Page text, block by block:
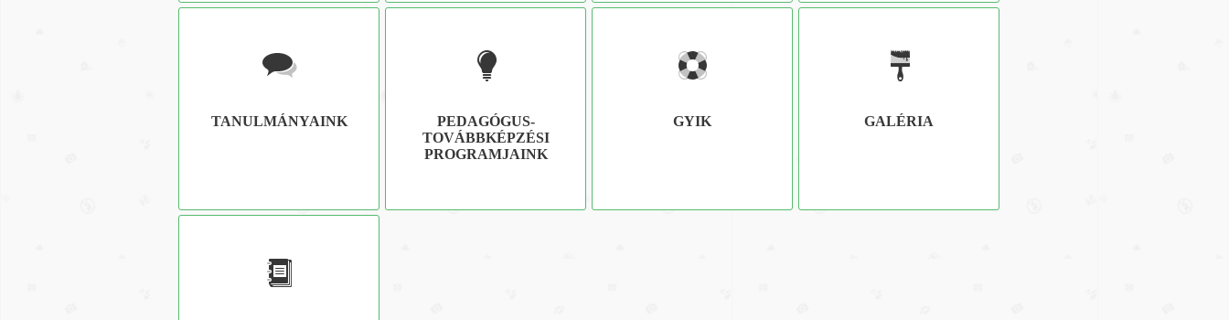
TANULMÁNYAINK
PEDAGÓGUS-
TOVÁBBKÉPZÉSI
PROGRAMJAINK
GYIK GALÉRIA